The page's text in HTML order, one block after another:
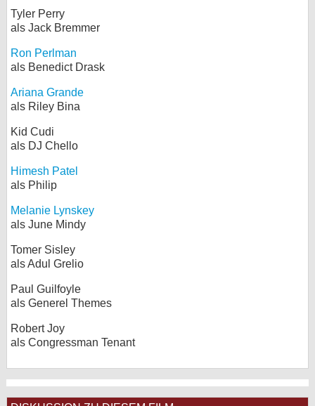
Tyler Perry
als Jack Bremmer
Ron Perlman
als Benedict Drask
Ariana Grande
als Riley Bina
Kid Cudi
als DJ Chello
Himesh Patel
als Philip
Melanie Lynskey
als June Mindy
Tomer Sisley
als Adul Grelio
Paul Guilfoyle
als Generel Themes
Robert Joy
als Congressman Tenant